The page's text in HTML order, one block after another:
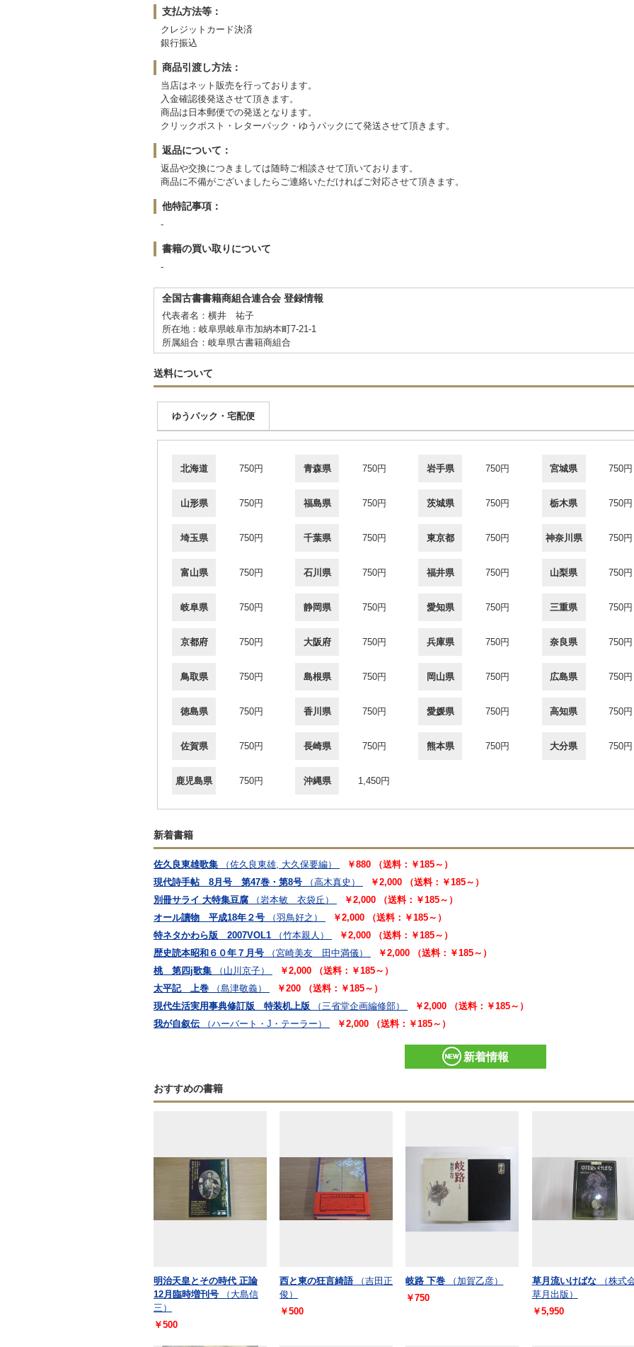
支払方法等：
クレジットカード決済
銀行振込
商品引渡し方法：
当店はネット販売を行っております。
入金確認後発送させて頂きます。
商品は日本郵便での発送となります。
クリックポスト・レターパック・ゆうパックにて発送させて頂きます。
返品について：
返品や交換につきましては随時ご相談させて頂いております。
商品に不備がございましたらご連絡いただければご対応させて頂きます。
他特記事項：
-
書籍の買い取りについて
-
全国古書書籍商組合連合会 登録情報
代表者名：横井 祐子
所在地：岐阜県岐阜市加納本町7-21-1
所属組合：岐阜県古書籍商組合
送料について
ゆうパック・宅配便
北海道 750円 青森県 750円 岩手県 750円 宮城県 750円
山形県 750円 福島県 750円 茨城県 750円 栃木県 750円
埼玉県 750円 千葉県 750円 東京都 750円 神奈川県 750円
富山県 750円 石川県 750円 福井県 750円 山梨県 750円
岐阜県 750円 静岡県 750円 愛知県 750円 三重県 750円
京都府 750円 大阪府 750円 兵庫県 750円 奈良県 750円
鳥取県 750円 島根県 750円 岡山県 750円 広島県 750円
徳島県 750円 香川県 750円 愛媛県 750円 高知県 750円
佐賀県 750円 長崎県 750円 熊本県 750円 大分県 750円
鹿児島県 750円 沖縄県 1,450円
新着書籍
佐久良東雄歌集 （佐久良東雄, 大久保要編）
￥880 （送料：￥185～）
現代詩手帖 8月号 第47巻・第8号
（高木真史）
￥2,000 （送料：￥185～）
別冊サライ 大特集豆腐
（岩本敏 衣袋丘）
￥2,000 （送料：￥185～）
オール讀物 平成18年２号
（羽鳥好之）
￥2,000 （送料：￥185～）
特ネタかわら版 2007VOL1
（竹本親人）
￥2,000 （送料：￥185～）
歴史読本昭和６０年７月号
（宮崎美友 田中満儀）
￥2,000 （送料：￥185～）
桃 第四j歌集
（山川京子）
￥2,000 （送料：￥185～）
太平記 上巻
（島津敬義）
￥200 （送料：￥185～）
現代生活実用事典修訂版 特装机上版
（三省堂企画編修部）
￥2,000 （送料：￥185～）
我が自叙伝
（ハーバート・J・テーラー） ￥2,000 （送料：￥185～）
新着情報
おすすめの書籍
明治天皇とその時代 正論
12月臨時増刊号
（大島信
三）
￥500
西と東の狂言綺語
（吉田正
俊）
￥500
岐路 下巻
（加賀乙彦）
￥750
草月流いけばな
（株式
草月出版）
￥5,950